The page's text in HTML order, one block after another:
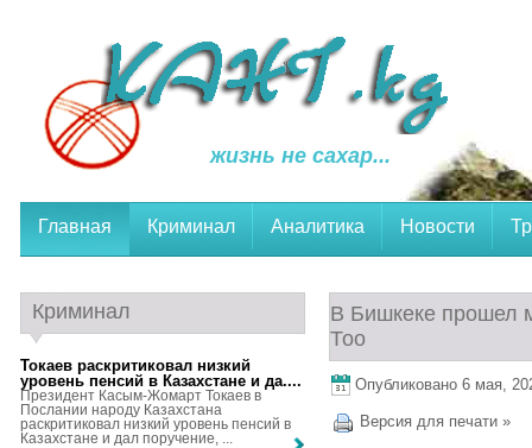
жизнь не сахар...
Главная Криминал Аналитика Новости
В Бишкеке прошел
Тоо
Опубликовано 6 мая,
Версия для печати »
Криминал
Токаев раскритиковал низкий
уровень пенсий в Казахстане и да....
Президент Касым-Жомарт Токаев в
Послании народу Казахстана
раскритиковал низкий уровень пенсий в
Казахстане и дал поручение, ...